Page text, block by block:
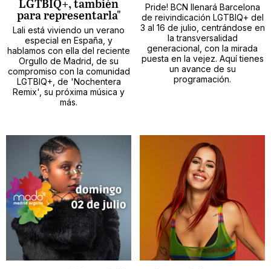
LGTBIQ+, también
para representarla"
Lali está viviendo un verano
especial en España, y
hablamos con ella del reciente
Orgullo de Madrid, de su
compromiso con la comunidad
LGTBIQ+, de 'Nochentera
Remix', su próxima música y
más.
Pride! BCN llenará Barcelona
de reivindicación LGTBIQ+ del
3 al 16 de julio, centrándose en
la transversalidad
generacional, con la mirada
puesta en la vejez. Aquí tienes
un avance de su
programación.